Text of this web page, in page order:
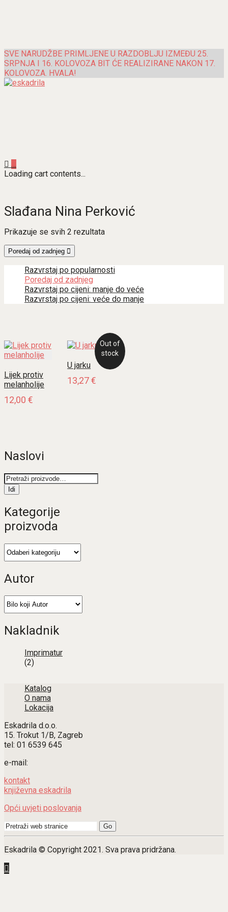
SVE NARUDŽBE PRIMLJENE U RAZDOBLJU IZMEĐU 25.
SRPNJA I 16. KOLOVOZA BIT ĆE REALIZIRANE NAKON 17.
KOLOVOZA. HVALA!
…
Loading cart contents...
Slađana Nina Perković
Prikazuje se svih 2 rezultataPoredano
Poredaj od zadnjeg
Razvrstaj po popularnosti
Poredaj od zadnjeg
Razvrstaj po cijeni: manje do veće
Razvrstaj po cijeni: veće do manje
Lijek protiv
melanholije
12,00 €
Out of
stock
U jarku
13,27€
Naslovi
Pretraži:
Idi
Kategorije
proizvoda
Autor
Nakladnik
Imprimatur
(2)
Katalog
O nama
Lokacija
Eskadrila d.o.o.
15. Trokut 1/B, Zagreb
tel: 01 6539 645
e-mail:
kontakt
književna eskadrila
Opći uvjeti poslovanja
Search
for:
Eskadrila © Copyright 2021. Sva prava pridržana.